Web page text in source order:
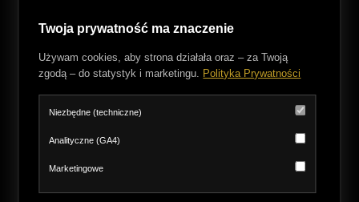
internetowy, portal informacyjny czy
stronę banku, Twoje żądanie najczęściej
przechodzi przez serwery Cloudflare
(systemy anty-DDoS i sieci CDN).
Inżynierowie Cloudflare otwarcie dzielą
Twoja prywatność ma znaczenie
Używam cookies, aby strona działała oraz – za Twoją
zgodą – do statystyk i marketingu. Polityka Prywatności
Niezbędne (techniczne)
Analityczne (GA4)
Marketingowe